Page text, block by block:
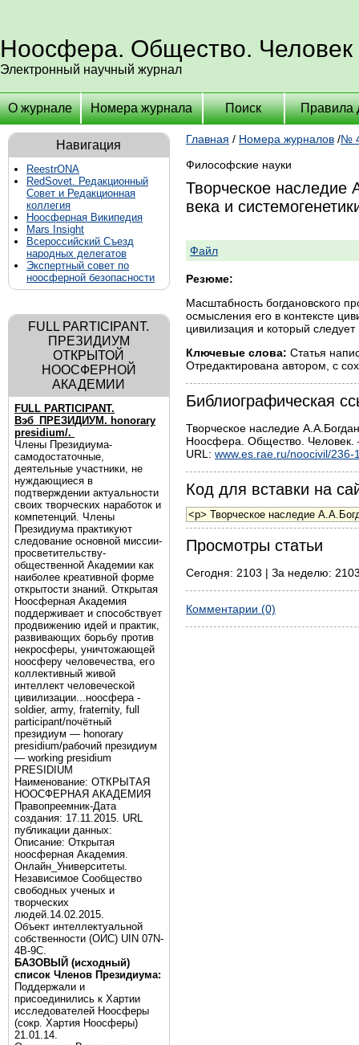
Ноосфера. Общество. Человек
Электронный научный журнал
О журнале Номера журнала Поиск Правила
Навигация
ReestrONA
RedSovet. Редакционный
Совет и Редакционная
коллегия
Ноосферная Википедия
Mars Insight
Всероссийский Съезд
народных делегатов
Экспертный совет по
ноосферной безопасности
FULL PARTICIPANT.
ПРЕЗИДИУМ
ОТКРЫТОЙ
НООСФЕРНОЙ
АКАДЕМИИ
FULL PARTICIPANT.
Вэб_ПРЕЗИДИУМ. honorary
presidium/.
Члены Президиума-
самодостаточные,
деятельные участники, не
нуждающиеся в
подтверждении актуальности
своих творческих наработок и
компетенций. Члены
Президиума практикуют
следование основной миссии-
просветительству-
общественной Академии как
наиболее креативной форме
открытости знаний. Открытая
Ноосферная Академия
поддерживает и способствует
продвижению идей и практик,
развивающих борьбу против
некросферы, уничтожающей
ноосферу человечества, его
коллективный живой
интеллект человеческой
цивилизации...ноосфера -
soldier, army, fraternity, full
participant/почётный
президиум — honorary
presidium/рабочий президиум
— working presidium
PRESIDIUM
Наименование: ОТКРЫТАЯ
НООСФЕРНАЯ АКАДЕМИЯ
Правопреемник-Дата
создания: 17.11.2015. URL
публикации данных:
Описание: Открытая
ноосферная Академия.
Онлайн_Университеты.
Независимое Сообщество
свободных ученых и
творческих
людей.14.02.2015.
Объект интеллектуальной
собственности (ОИС) UIN 07N-
4B-9C.
БАЗОВЫЙ (исходный)
список Членов Президиума:
Поддержали и
присоединились к Хартии
исследователей Ноосферы
(сокр. Хартия Ноосферы)
21.01.14.
Главная / Номера журналов /№
Философские науки
Творческое наследие
века и
Файл
Резюме:
Масштабность богдановского
осмысления его в контексте
цивилизация и который
Ключевые слова: Статья
Отредактирована автором, с
Библиографическая
Творческое наследие
Ноосфера. Общество.
URL: www.es.rae.ru/noocivil/236-
Код для вставки на
Просмотры статьи
Сегодня: 2103 | За неделю:
Комментарии (0)